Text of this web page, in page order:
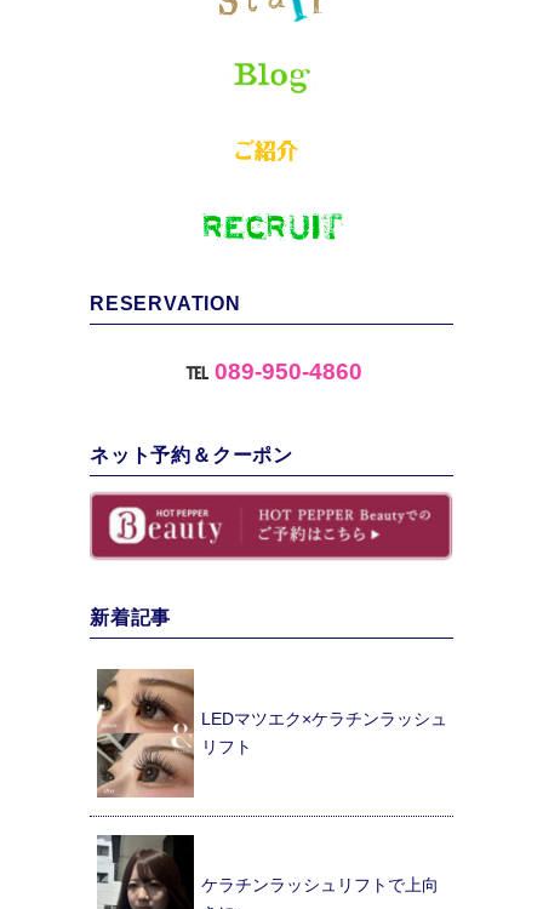
RESERVATION
℡ 089-950-4860
ネット予約＆クーポン
新着記事
LEDマツエク×ケラチンラッシュ
リフト
ケラチンラッシュリフトで上向